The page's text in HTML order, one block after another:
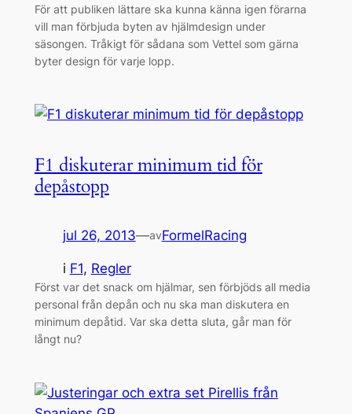
För att publiken lättare ska kunna känna igen förarna
vill man förbjuda byten av hjälmdesign under
säsongen. Tråkigt för sådana som Vettel som gärna
byter design för varje lopp.
F1 diskuterar minimum tid för
depåstopp
jul 26, 2013—avFormelRacing
i F1, Regler
Först var det snack om hjälmar, sen förbjöds all media
personal från depån och nu ska man diskutera en
minimum depåtid. Var ska detta sluta, går man för
långt nu?